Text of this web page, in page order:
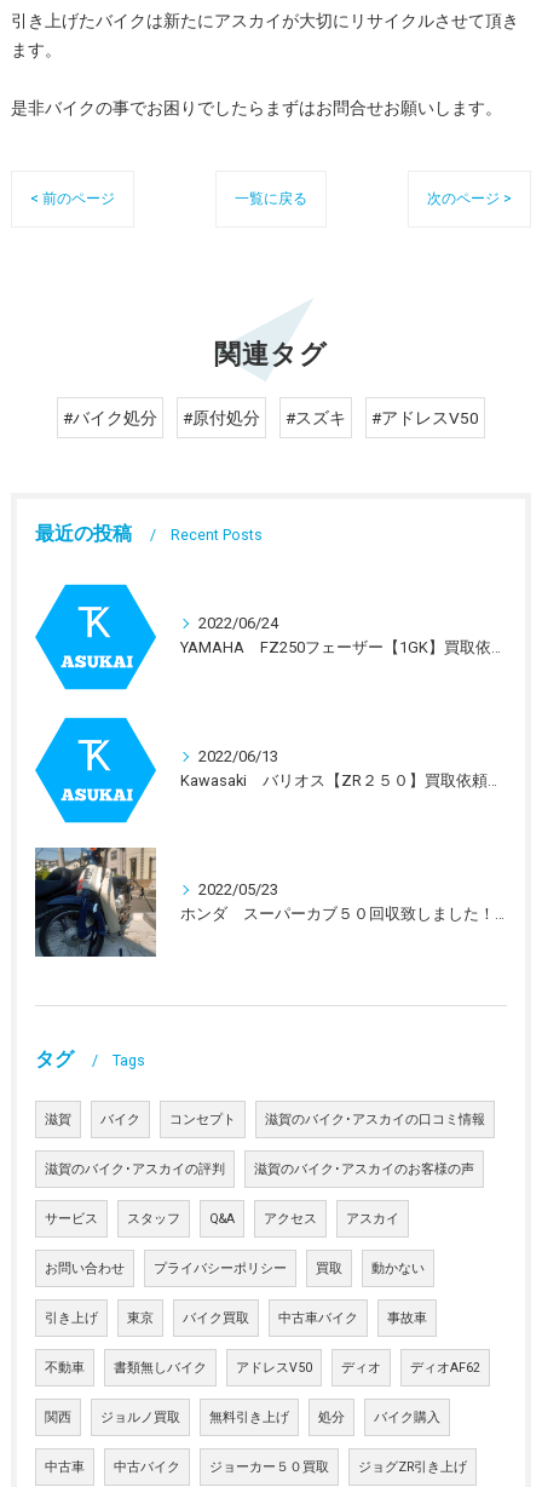
引き上げたバイクは新たにアスカイが大切にリサイクルさせて頂き
ます。
是非バイクの事でお困りでしたらまずはお問合せお願いします。
< 前のページ 一覧に戻る 次のページ >
関連タグ
#バイク処分 #原付処分 #スズキ #アドレスV50
最近の投稿 Recent Posts
2022/06/24
YAMAHA FZ250フェーザー【1GK】買取依頼を受けました。
2022/06/13
Kawasaki バリオス【ZR２５０】買取依頼を受けました。
2022/05/23
ホンダ スーパーカブ５０回収致しました！！
タグ Tags
滋賀 バイク コンセプト 滋賀のバイク･アスカイの口コミ情報
滋賀のバイク･アスカイの評判 滋賀のバイク･アスカイのお客様の声
サービス スタッフ Q&A アクセス アスカイ
お問い合わせ プライバシーポリシー 買取 動かない
引き上げ 東京 バイク買取 中古車バイク 事故車
不動車 書類無しバイク アドレスV50 ディオ ディオAF62
関西 ジョルノ買取 無料引き上げ 処分 バイク購入
中古車 中古バイク ジョーカー５０買取 ジョグZR引き上げ